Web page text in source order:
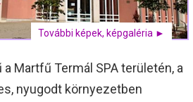
További képek, képgaléria ►
Martfű Termál SPA területén, a
nyugodt környezetben